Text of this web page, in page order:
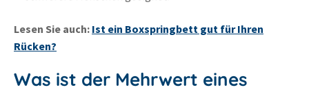
Lesen Sie auch: Ist ein Boxspringbett gut für Ihren
Rücken?
Was ist der Mehrwert eines